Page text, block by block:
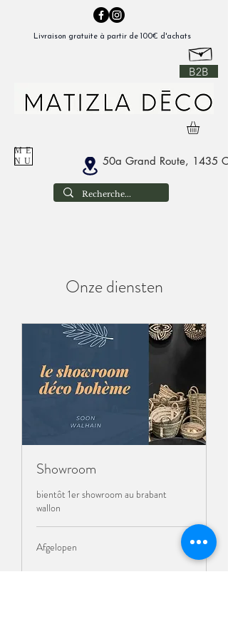
B2B
50a Grand Route, 1435
ME
NU
Livraison gratuite à partir de 100€ d'achats
Onze diensten
Showroom
bientôt 1er showroom au brabant
wallon
Afgelopen